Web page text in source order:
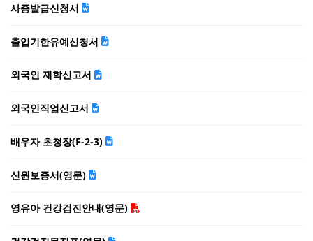
사증발급신청서
출입기한유예신청서
외국인 재학신고서
외국인직업신고서
배우자 초청장(F-2-3)
신원보증서(영문)
영유아 건강검진안내(영문)